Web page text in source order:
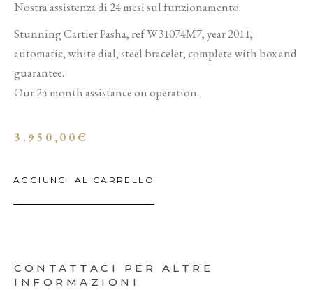
Nostra assistenza di 24 mesi sul funzionamento.
Stunning Cartier Pasha, ref W31074M7, year 2011,
automatic, white dial, steel bracelet, complete with box and
guarantee.
Our 24 month assistance on operation.
3.950,00€
AGGIUNGI AL CARRELLO
CONTATTACI PER ALTRE
INFORMAZIONI